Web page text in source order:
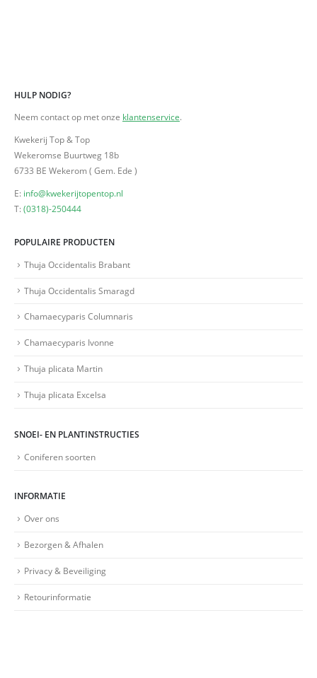
HULP NODIG?
Neem contact op met onze klantenservice.
Kwekerij Top & Top
Wekeromse Buurtweg 18b
6733 BE Wekerom ( Gem. Ede )
E: info@kwekerijtopentop.nl
T:(0318)-250444
POPULAIRE PRODUCTEN
Thuja Occidentalis Brabant
Thuja Occidentalis Smaragd
Chamaecyparis Columnaris
Chamaecyparis Ivonne
Thuja plicata Martin
Thuja plicata Excelsa
SNOEI- EN PLANTINSTRUCTIES
Coniferen soorten
INFORMATIE
Over ons
Bezorgen & Afhalen
Privacy & Beveiliging
Retourinformatie